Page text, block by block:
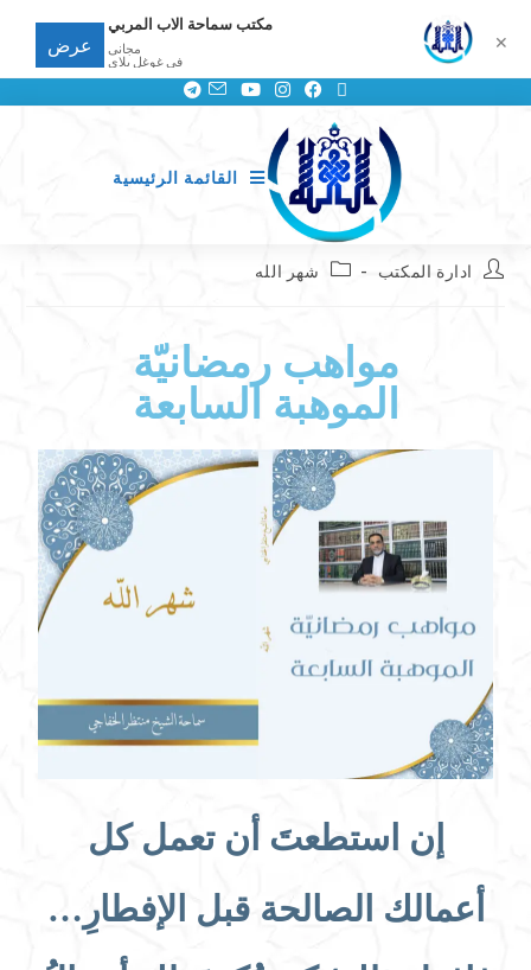
القائمة الرئيسية
ادارة المكتب شهر الله
مواهب رمضانيّة
الموهبة السابعة
إن استطعتَ أن تعمل كل
أعمالك الصالحة قبل الإفطارِ…
✕
مكتب سماحة الاب المربي
مجانى
في غوغل بلاي
عرض